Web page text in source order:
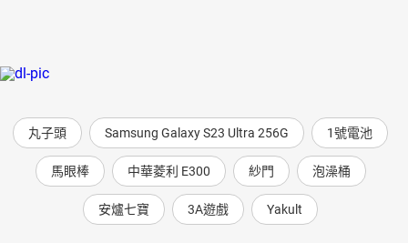
丸子頭 Samsung Galaxy S23 Ultra 256G 1號電池
馬眼棒 中華菱利 E300 紗門 泡澡桶
安爐七寶 3A遊戲 Yakult